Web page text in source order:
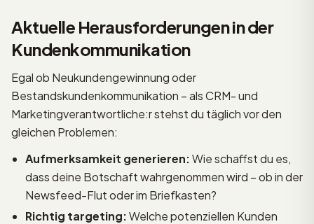
Aktuelle Herausforderungen in der
Kundenkommunikation
Egal ob Neukundengewinnung oder
Bestandskundenkommunikation – als CRM- und
Marketingverantwortliche:r stehst du täglich vor den
gleichen Problemen:
Aufmerksamkeit generieren:Wie schaffst du es,
dass deine Botschaft wahrgenommen wird – ob in der
Newsfeed-Flut oder im Briefkasten?
Richtig targeting:Welche potenziellen Kunden